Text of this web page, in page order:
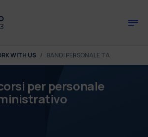
WITH US BANDI PERSONALE TA
per personale